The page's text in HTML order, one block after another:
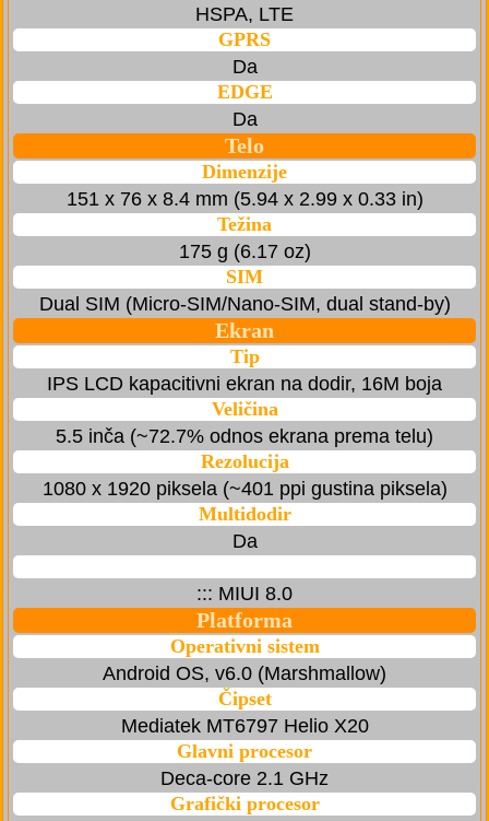
HSPA, LTE
GPRS
Da
EDGE
Da
Telo
Dimenzije
151 x 76 x 8.4 mm (5.94 x 2.99 x 0.33 in)
Težina
175 g (6.17 oz)
SIM
Dual SIM (Micro-SIM/Nano-SIM, dual stand-by)
Ekran
Tip
IPS LCD kapacitivni ekran na dodir, 16M boja
Veličina
5.5 inča (~72.7% odnos ekrana prema telu)
Rezolucija
1080 x 1920 piksela (~401 ppi gustina piksela)
Multidodir
Da
::: MIUI 8.0
Platforma
Operativni sistem
Android OS, v6.0 (Marshmallow)
Čipset
Mediatek MT6797 Helio X20
Glavni procesor
Deca-core 2.1 GHz
Grafički procesor